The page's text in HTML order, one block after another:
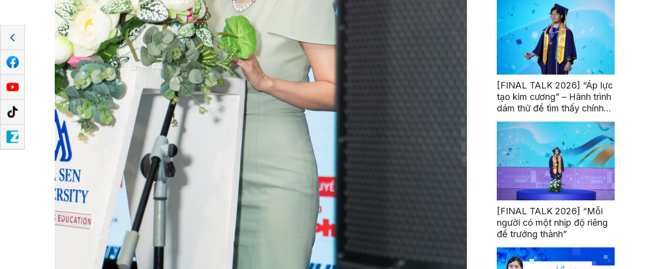
[FINAL TALK 2026] “Áp lực
tạo kim cương” – Hành trình
dám thử để tìm thấy chính
mình
[FINAL TALK 2026] “Mỗi
người có một nhịp độ riêng
để trưởng thành”